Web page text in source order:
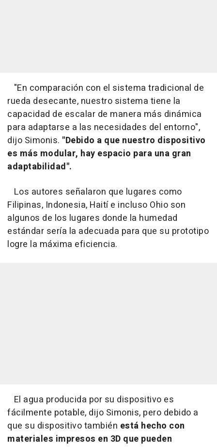
"En comparación con el sistema tradicional de
rueda desecante, nuestro sistema tiene la
capacidad de escalar de manera más dinámica
para adaptarse a las necesidades del entorno",
dijo Simonis. "Debido a que nuestro dispositivo
es más modular, hay espacio para una gran
adaptabilidad".
Los autores señalaron que lugares como
Filipinas, Indonesia, Haití e incluso Ohio son
algunos de los lugares donde la humedad
estándar sería la adecuada para que su prototipo
logre la máxima eficiencia.
El agua producida por su dispositivo es
fácilmente potable, dijo Simonis, pero debido a
que su dispositivo también está hecho con
materiales impresos en 3D que pueden